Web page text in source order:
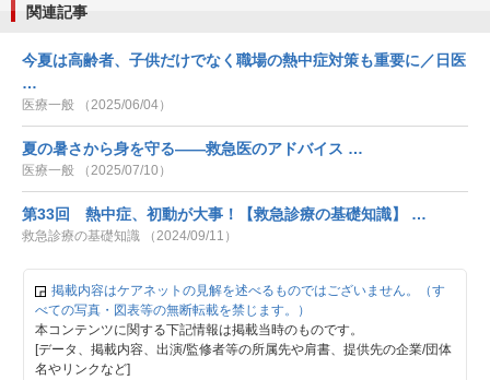
関連記事
今夏は高齢者、子供だけでなく職場の熱中症対策も重要に／日医
…
医療一般 （2025/06/04）
夏の暑さから身を守る――救急医のアドバイス …
医療一般 （2025/07/10）
第33回 熱中症、初動が大事！【救急診療の基礎知識】 …
救急診療の基礎知識 （2024/09/11）
掲載内容はケアネットの見解を述べるものではございません。（す
べての写真・図表等の無断転載を禁じます。）
本コンテンツに関する下記情報は掲載当時のものです。
[データ、掲載内容、出演/監修者等の所属先や肩書、提供先の企業/団体
名やリンクなど]